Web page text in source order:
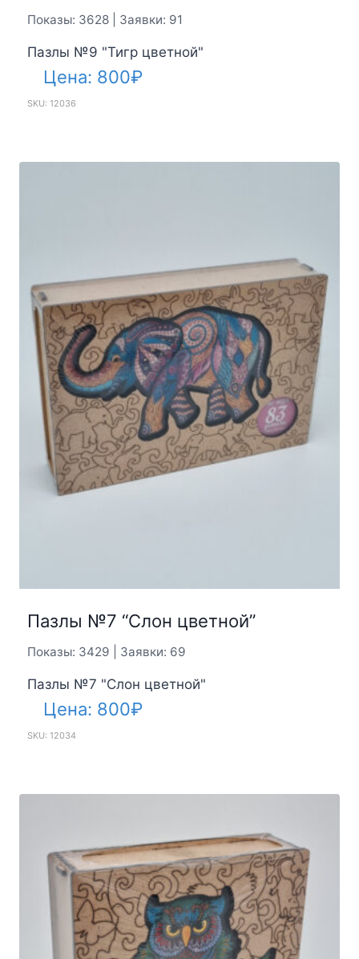
Показы: 3628 | Заявки: 91
Пазлы №9 "Тигр цветной"
Цена: 800₽
SKU: 12036
Пазлы №7 “Слон цветной”
Показы: 3429 | Заявки: 69
Пазлы №7 "Слон цветной"
Цена: 800₽
SKU: 12034